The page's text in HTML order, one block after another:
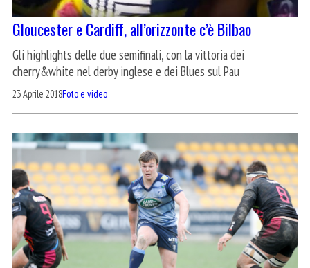
Gloucester e Cardiff, all’orizzonte c’è Bilbao
Gli highlights delle due semifinali, con la vittoria dei
cherry&white nel derby inglese e dei Blues sul Pau
23 Aprile 2018Foto e video